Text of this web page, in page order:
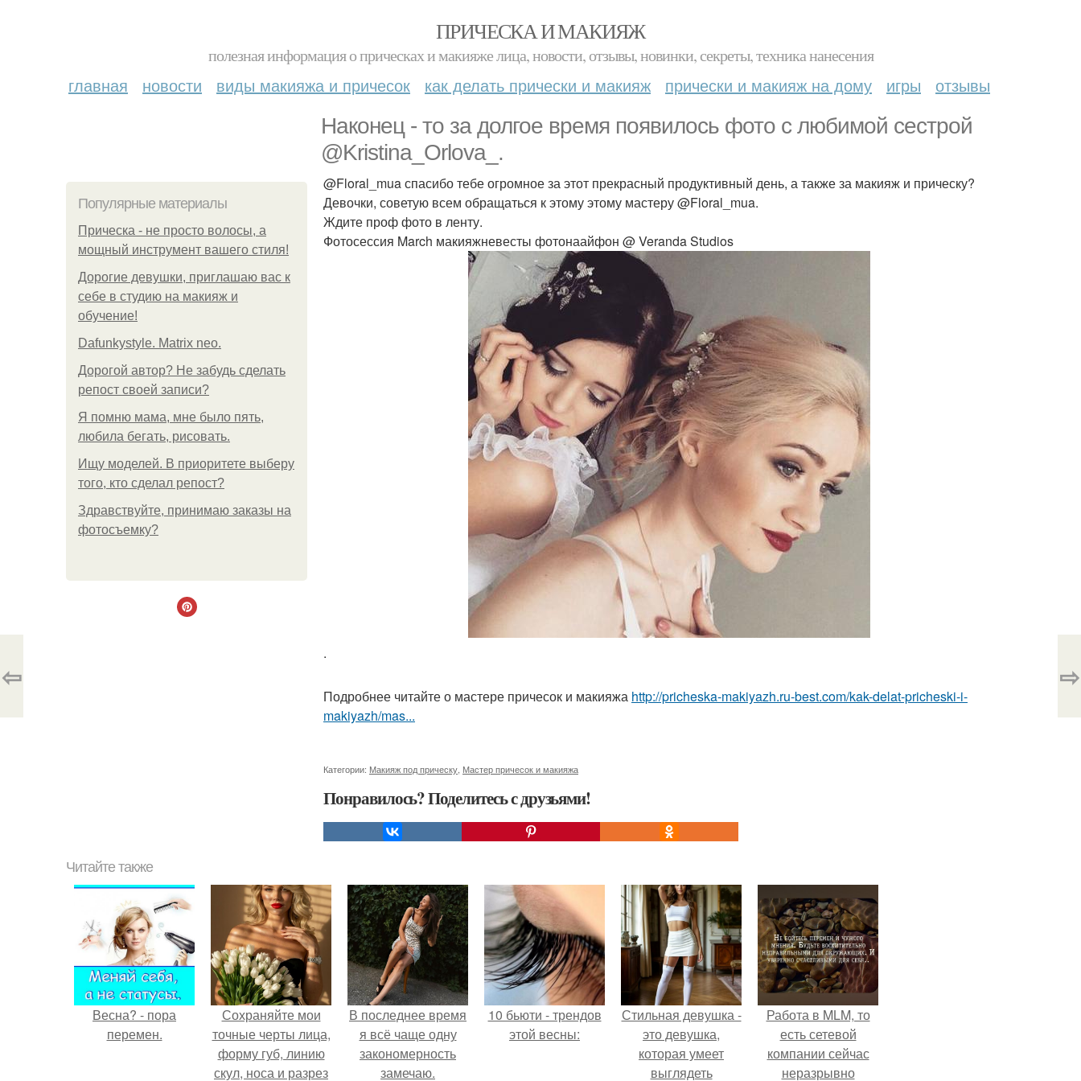
ПРИЧЕСКА И МАКИЯЖ
полезная информация о прическах и макияже лица, новости, отзывы, новинки, секреты, техника нанесения
главная новости виды макияжа и причесок как делать прически и макияж прически и макияж на дому игры отзывы
Наконец - то за долгое время появилось фото с любимой сестрой
@Kristina_Orlova_.
Популярные материалы
Прическа - не просто волосы, а
мощный инструмент вашего стиля!
Дорогие девушки, приглашаю вас к
себе в студию на макияж и
обучение!
Dafunkystyle. Matrix neo.
Дорогой автор? Не забудь сделать
репост своей записи?
Я помню мама, мне было пять,
любила бегать, рисовать.
Ищу моделей. В приоритете выберу
того, кто сделал репост?
Здравствуйте, принимаю заказы на
фотосъемку?
@Floral_mua спасибо тебе огромное за этот прекрасный продуктивный день, а также за макияж и прическу?
Девочки, советую всем обращаться к этому этому мастеру @Floral_mua.
Ждите проф фото в ленту.
Фотосессия March макияжневесты фотонаайфон @ Veranda Studios
.
Подробнее читайте о мастере причесок и макияжа http://pricheska-makiyazh.ru-best.com/kak-delat-pricheski-i-
makiyazh/mas...
Категории: Макияж под прическу Мастер причесок и макияжа
Понравилось? Поделитесь с друзьями!
⇦ ⇨
Читайте также
Весна? - пора
перемен.
Сохраняйте мои
точные черты лица,
форму губ, линию
скул, носа и разрез
В последнее время
я всё чаще одну
закономерность
замечаю.
10 бьюти - трендов
этой весны:
Стильная девушка -
это девушка,
которая умеет
выглядеть
Работа в MLM, то
есть сетевой
компании сейчас
неразрывно